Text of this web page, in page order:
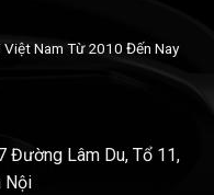
Việt Nam Từ 2010 Đến Nay
Đường Lâm Du, Tổ 11,
Nội